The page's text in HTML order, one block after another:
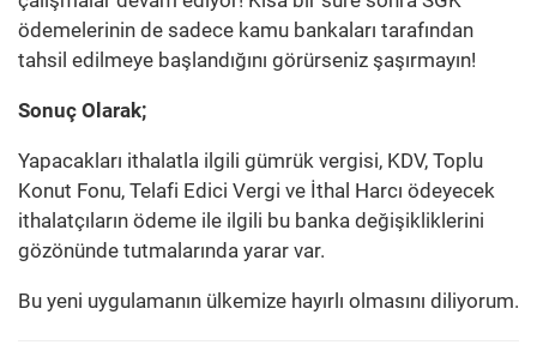
ödemelerinin de sadece kamu bankaları tarafından
tahsil edilmeye başlandığını görürseniz şaşırmayın!
Sonuç Olarak;
Yapacakları ithalatla ilgili gümrük vergisi, KDV, Toplu
Konut Fonu, Telafi Edici Vergi ve İthal Harcı ödeyecek
ithalatçıların ödeme ile ilgili bu banka değişikliklerini
gözönünde tutmalarında yarar var.
Bu yeni uygulamanın ülkemize hayırlı olmasını diliyorum.